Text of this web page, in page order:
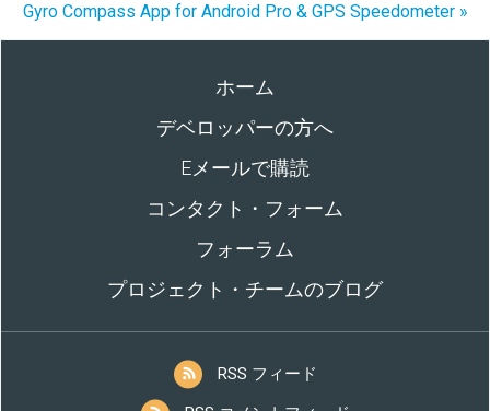
Gyro Compass App for Android Pro & GPS Speedometer »
ホーム
デベロッパーの方へ
Eメールで購読
コンタクト・フォーム
フォーラム
プロジェクト・チームのブログ
RSS フィード